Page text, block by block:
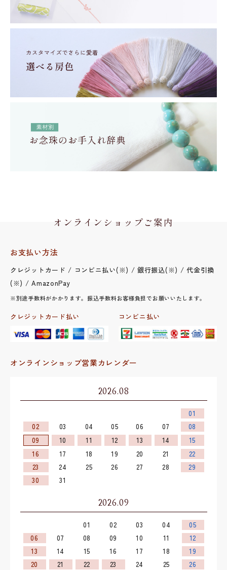
オンラインショップご案内
お支払い方法
クレジットカード / コンビニ払い(※) / 銀行振込(※) / 代金引換
(※) / AmazonPay
※別途手数料がかかります。振込手数料お客様負担でお願いいたします。
クレジットカード払い コンビニ払い
オンラインショップ営業カレンダー
2026.08
01
02
03 04 05 06 07
08
09
10 11 12 13 14
15
16
17 18 19 20 21
22
23
24 25 26 27 28
29
30
31
2026.09
01 02 03 04
05
06
07 08 09 10 11
12
13
14 15 16 17 18
19
20
21 22 23 24 25
26